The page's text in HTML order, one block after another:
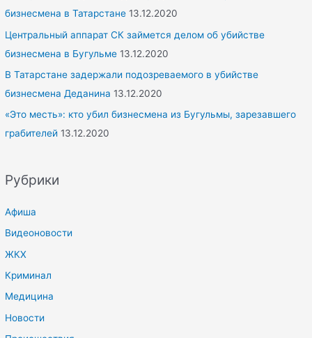
бизнесмена в Татарстане 13.12.2020
Центральный аппарат СК займется делом об убийстве
бизнесмена в Бугульме 13.12.2020
В Татарстане задержали подозреваемого в убийстве
бизнесмена Деданина 13.12.2020
«Это месть»: кто убил бизнесмена из Бугульмы, зарезавшего
грабителей 13.12.2020
Рубрики
Афиша
Видеоновости
ЖКХ
Криминал
Медицина
Новости